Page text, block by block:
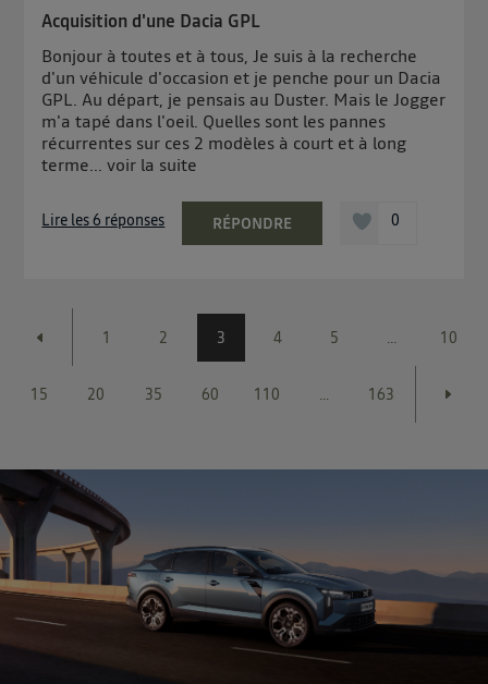
Acquisition d'une Dacia GPL
Bonjour à toutes et à tous, Je suis à la recherche
d'un véhicule d'occasion et je penche pour un Dacia
GPL. Au départ, je pensais au Duster. Mais le Jogger
m'a tapé dans l'oeil. Quelles sont les pannes
récurrentes sur ces 2 modèles à court et à long
terme...voir la suite
Lire les 6 réponses RÉPONDRE 0
1 2 3 4 5 ... 10
15 20 35 60 110 ... 163